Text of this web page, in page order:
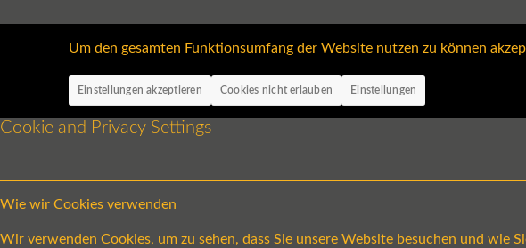
Um den gesamten Funktionsumfang der Website nutzen zu können
Einstellungen akzeptieren Cookies nicht erlauben Einstellungen
Cookie and Privacy Settings
Wie wir Cookies verwenden
Wir verwenden Cookies, um zu sehen, dass Sie unsere Website besuchen und wie